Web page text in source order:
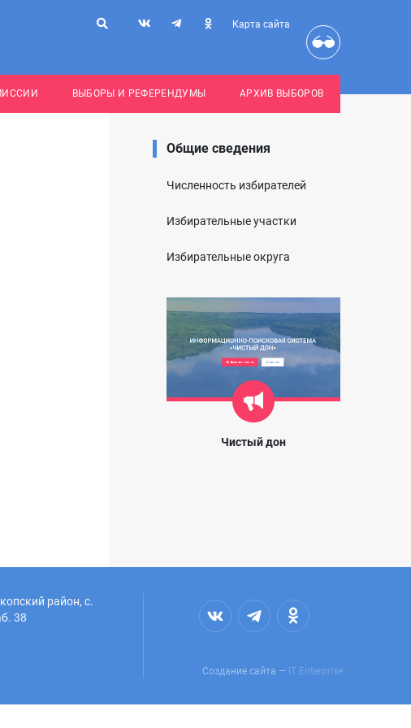
Карта сайта
ВЫБОРЫ И РЕФЕРЕНДУМЫ АРХИВ ВЫБОРОВ
Общие сведения
Численность избирателей
Избирательные участки
Избирательные округа
Чистый дон
район, с.
38
Создание сайта — IT Enterprise